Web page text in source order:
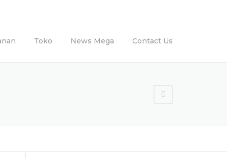
Toko News Mega Contact Us